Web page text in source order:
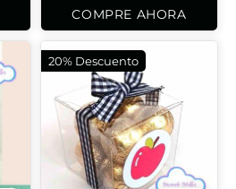
COMPRE AHORA
20% Descuento